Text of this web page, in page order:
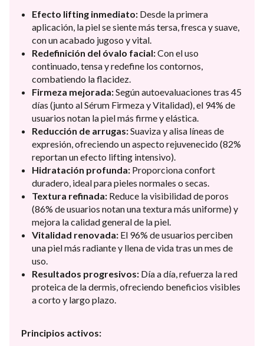
Efecto lifting inmediato: Desde la primera
aplicación, la piel se siente más tersa, fresca y suave,
con un acabado jugoso y vital.
Redefinición del óvalo facial:Con el uso
continuado, tensa y redefine los contornos,
combatiendo la flacidez.
Firmeza mejorada:Según autoevaluaciones tras 45
días (junto al Sérum Firmeza y Vitalidad), el 94% de
usuarios notan la piel más firme y elástica.
Reducción de arrugas:Suaviza y alisa líneas de
expresión, ofreciendo un aspecto rejuvenecido (82%
reportan un efecto lifting intensivo).
Hidratación profunda: Proporciona confort
duradero, ideal para pieles normales o secas.
Textura refinada: Reduce la visibilidad de poros
(86% de usuarios notan una textura más uniforme) y
mejora la calidad general de la piel.
Vitalidad renovada: El 96% de usuarios perciben
una piel más radiante y llena de vida tras un mes de
uso.
Resultados progresivos: Día a día, refuerza la red
proteica de la dermis, ofreciendo beneficios visibles
a corto y largo plazo.
Principios activos: